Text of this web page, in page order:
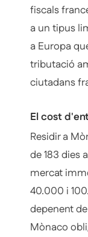
fiscals
a un tipus
a Europa
tributació
ciutadans
El cost
Residir a
de 183 dies
mercat
40.000 i
depenent
Mònaco